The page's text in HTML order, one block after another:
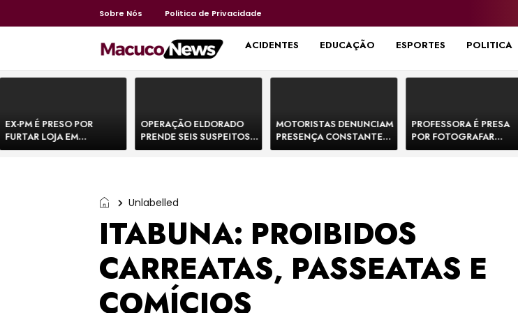
Sobre Nós Politica de Privacidade
HOME ACIDENTES EDUCAÇÃO ESPORTES POLITICA
EX-PM É PRESO POR
FURTAR LOJA EM
SHOPPING NA BAHIA E
OPERAÇÃO ELDORADO
PRENDE SEIS SUSPEITOS
DE MOVIMENTAR R$ 25
MOTORISTAS DENUNCIAM
PRESENÇA CONSTANTE
DE BOVINOS NA BR-330 E
PROFESSORA É PRESA
POR FOTOGRAFAR
PARTES ÍNTIMAS DE
Unlabelled
ITABUNA: PROIBIDOS
CARREATAS, PASSEATAS E
COMÍCIOS